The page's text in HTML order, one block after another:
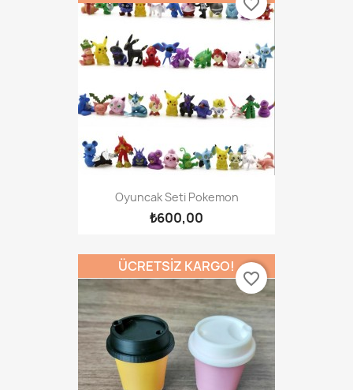
Oyuncak Seti Pokemon
₺600,00
favorite_border
ÜCRETSIZ KARGO!
favorite_border